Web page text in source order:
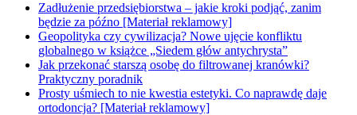
Zadłużenie przedsiębiorstwa – jakie kroki podjąć, zanim
będzie za późno [Materiał reklamowy]
Geopolityka czy cywilizacja? Nowe ujęcie konfliktu
globalnego w książce „Siedem głów antychrysta”
Jak przekonać starszą osobę do filtrowanej kranówki?
Praktyczny poradnik
Prosty uśmiech to nie kwestia estetyki. Co naprawdę daje
ortodoncja? [Materiał reklamowy]